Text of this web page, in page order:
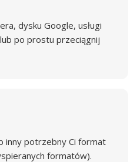
dysku Google, usługi
po prostu przeciągnij
inny potrzebny Ci format
formatów).